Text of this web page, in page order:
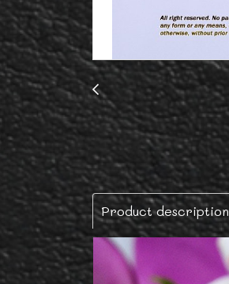
Product description